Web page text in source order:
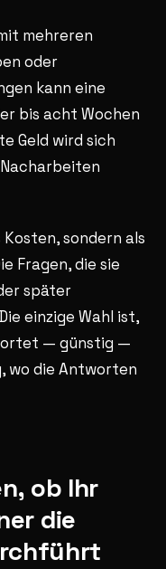
mehreren
oder
kann eine
bis acht Wochen
Geld wird sich
sondern als
Fragen, die sie
später
einzige Wahl ist,
— günstig —
wo die Antworten
ob Ihr
die